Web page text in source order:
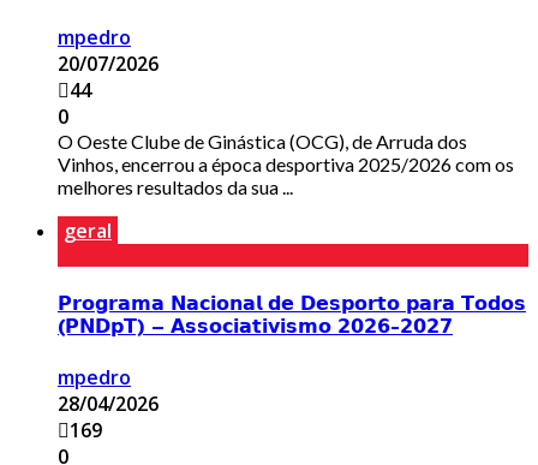
mpedro
20/07/2026
44
0
O Oeste Clube de Ginástica (OCG), de Arruda dos
Vinhos, encerrou a época desportiva 2025/2026 com os
melhores resultados da sua ...
geral
𝗣𝗿𝗼𝗴𝗿𝗮𝗺𝗮 𝗡𝗮𝗰𝗶𝗼𝗻𝗮𝗹 𝗱𝗲 𝗗𝗲𝘀𝗽𝗼𝗿𝘁𝗼 𝗽𝗮𝗿𝗮 𝗧𝗼𝗱𝗼𝘀
(𝗣𝗡𝗗𝗽𝗧) – 𝗔𝘀𝘀𝗼𝗰𝗶𝗮𝘁𝗶𝘃𝗶𝘀𝗺𝗼 𝟮𝟬𝟮𝟲-𝟮𝟬𝟮𝟳
mpedro
28/04/2026
169
0